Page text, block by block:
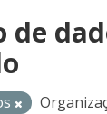
de